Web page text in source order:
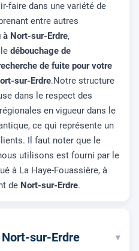
faire dans une variété de
entre autres
Nort-sur-Erdre,
débouchage de
de fuite pour votre
sur-Erdre.Notre structure
dans le respect des
en vigueur dans le
ce qui représente un
Il faut noter que le
utilisons est fourni par le
à La Haye-Fouassière, à
de Nort-sur-Erdre.
sur-Erdre ▾